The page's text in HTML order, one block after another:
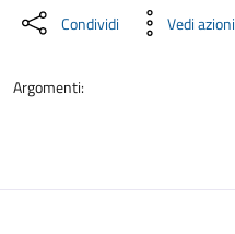
Condividi Vedi azioni
Argomenti: